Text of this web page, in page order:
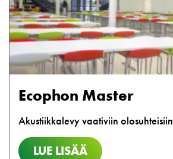
Ecophon Master
Akustiikkalevy vaativiin olosuhteisiin
LUE LISÄÄ